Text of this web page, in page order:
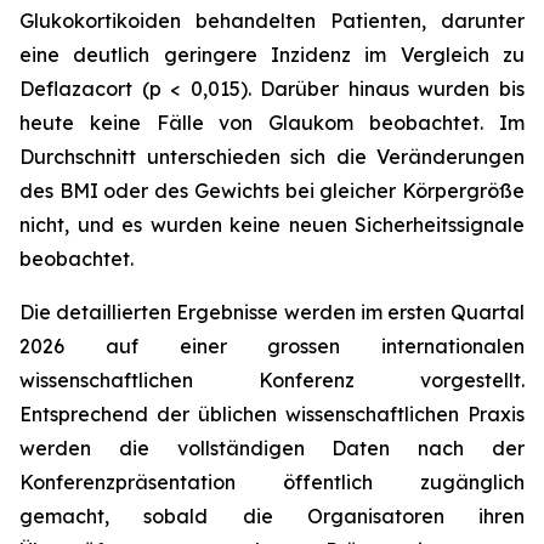
Glukokortikoiden behandelten Patienten, darunter
eine deutlich geringere Inzidenz im Vergleich zu
Deflazacort (p < 0,015). Darüber hinaus wurden bis
heute keine Fälle von Glaukom beobachtet. Im
Durchschnitt unterschieden sich die Veränderungen
des BMI oder des Gewichts bei gleicher Körpergröße
nicht, und es wurden keine neuen Sicherheitssignale
beobachtet.
Die detaillierten Ergebnisse werden im ersten Quartal
2026 auf einer grossen internationalen
wissenschaftlichen Konferenz vorgestellt.
Entsprechend der üblichen wissenschaftlichen Praxis
werden die vollständigen Daten nach der
Konferenzpräsentation öffentlich zugänglich
gemacht, sobald die Organisatoren ihren